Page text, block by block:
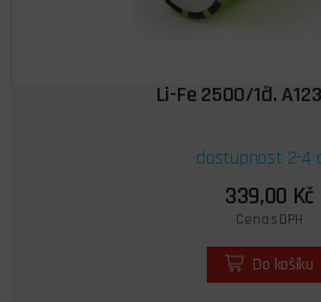
Li-Fe 2500/1čl.
dostupnost 2-4
339,00 Kč
Cena s DPH
Do košíku